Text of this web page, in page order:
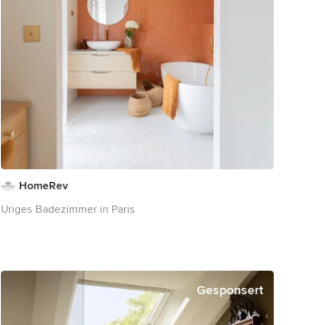
HomeRev
Uriges Badezimmer in Paris
Gesponsert